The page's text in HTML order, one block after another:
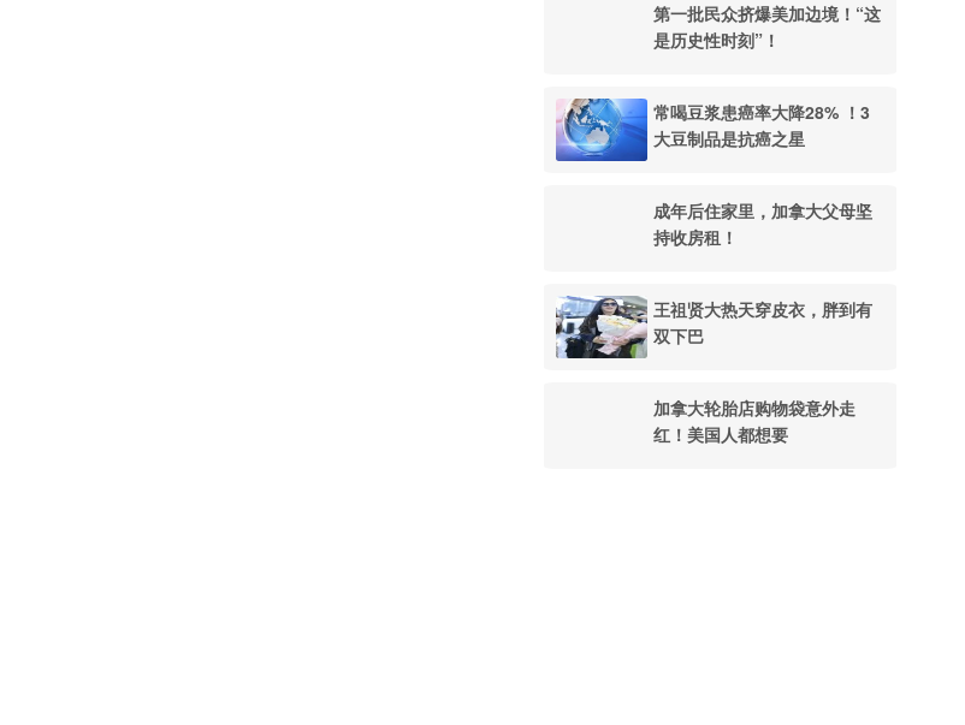
第一批民众挤爆美加边境！“这
是历史性时刻”！
常喝豆浆患癌率大降28% ！3
大豆制品是抗癌之星
成年后住家里，加拿大父母坚
持收房租！
王祖贤大热天穿皮衣，胖到有
双下巴
加拿大轮胎店购物袋意外走
红！美国人都想要